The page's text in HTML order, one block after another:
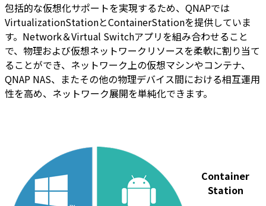
包括的な仮想化サポートを実現するため、QNAPでは
VirtualizationStationとContainerStationを提供していま
す。Network＆Virtual Switchアプリを組み合わせること
で、物理および仮想ネットワークリソースを柔軟に割り当て
ることができ、ネットワーク上の仮想マシンやコンテナ、
QNAP NAS、またその他の物理デバイス間における相互運用
性を高め、ネットワーク展開を単純化できます。
Container
Station